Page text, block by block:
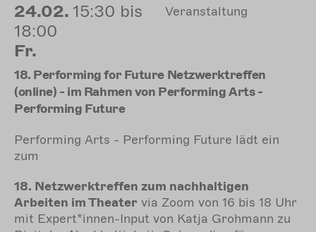
24.02. 15:30 bis
18:00
Fr.
Veranstaltung
18. Performing for Future Netzwerktreffen
(online) - im Rahmen von Performing Arts -
Performing Future
Performing Arts - Performing Future lädt ein
zum
18. Netzwerktreffen zum nachhaltigen
Arbeiten im Theater via Zoom von 16 bis 18 Uhr
mit Expert*innen-Input von Katja Grohmann zu